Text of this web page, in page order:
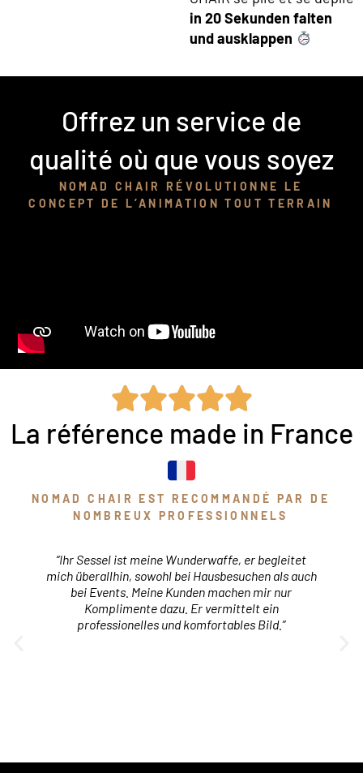
in 20 Sekunden falten
und ausklappen
Offrez un service de
qualité où que vous soyez
NOMAD CHAIR RÉVOLUTIONNE LE
CONCEPT DE L’ANIMATION TOUT TERRAIN
La référence made in France
NOMAD CHAIR EST RECOMMANDÉ PAR DE
NOMBREUX PROFESSIONNELS
“Ihr Sessel ist meine Wunderwaffe, er begleitet
mich überallhin, sowohl bei Hausbesuchen als auch
bei Events. Meine Kunden machen mir nur
Komplimente dazu. Er vermittelt ein
professionelles und komfortables Bild.”